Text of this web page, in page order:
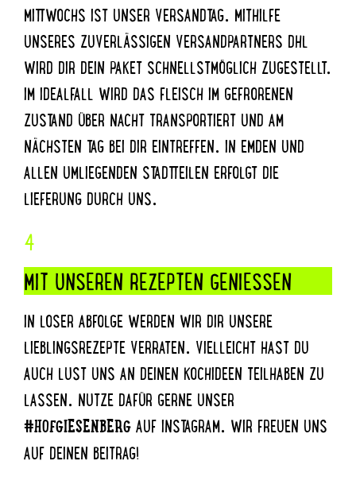
MITTWOCHS IST UNSER VERSANDTAG. MITHILFE
UNSERES ZUVERLÄSSIGEN VERSANDPARTNERS DHL
WIRD DIR DEIN PAKET SCHNELLSTMÖGLICH ZUGESTELLT.
IM IDEALFALL WIRD DAS FLEISCH IM GEFRORENEN
ZUSTAND ÜBER NACHT TRANSPORTIERT UND AM
NÄCHSTEN TAG BEI DIR EINTREFFEN. IN EMDEN UND
ALLEN UMLIEGENDEN STADTTEILEN ERFOLGT DIE
LIEFERUNG DURCH UNS.
4
MIT UNSEREN REZEPTEN GENIESSEN
IN LOSER ABFOLGE WERDEN WIR DIR UNSERE
LIEBLINGSREZEPTE VERRATEN. VIELLEICHT HAST DU
AUCH LUST UNS AN DEINEN KOCHIDEEN TEILHABEN ZU
LASSEN. NUTZE DAFÜR GERNE UNSER
#HOFGIESENBERGAUF INSTAGRAM. WIR FREUEN UNS
AUF DEINEN BEITRAG!